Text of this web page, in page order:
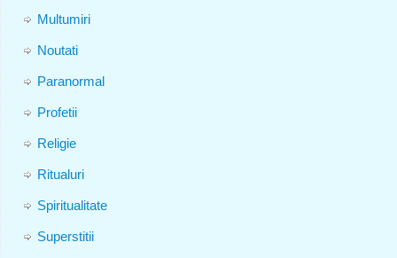
Multumiri
Noutati
Paranormal
Profetii
Religie
Ritualuri
Spiritualitate
Superstitii